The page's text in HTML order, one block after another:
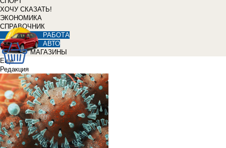
ХОЧУ СКАЗАТЬ!
ЭКОНОМИКА
СПРАВОЧНИК
РАБОТА
АВТО
МАГАЗИНЫ
Еще
Редакция